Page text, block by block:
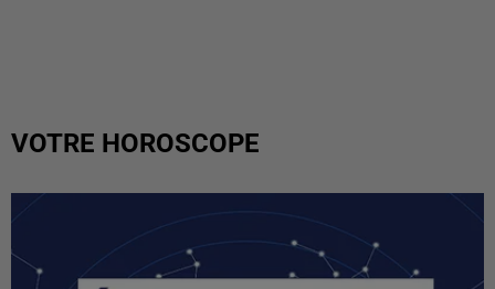
VOTRE HOROSCOPE